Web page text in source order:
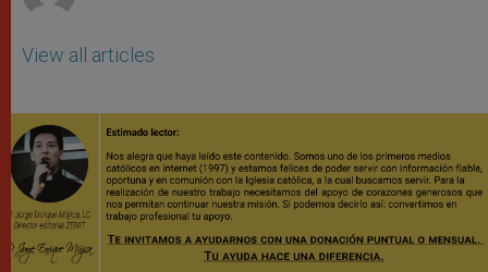
View all articles